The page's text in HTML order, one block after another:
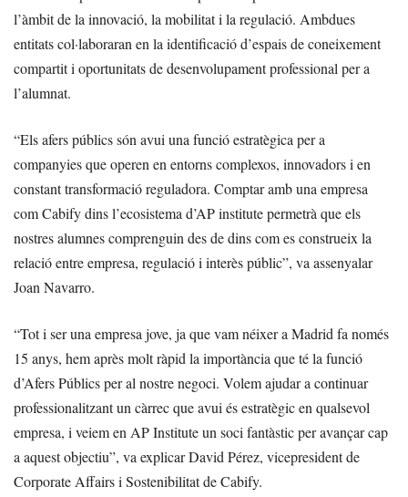
l’àmbit de la innovació, la mobilitat i la regulació. Ambdues
entitats col·laboraran en la identificació d’espais de coneixement
compartit i oportunitats de desenvolupament professional per a
l’alumnat.
“Els afers públics són avui una funció estratègica per a
companyies que operen en entorns complexos, innovadors i en
constant transformació reguladora. Comptar amb una empresa
com Cabify dins l’ecosistema d’AP institute permetrà que els
nostres alumnes comprenguin des de dins com es construeix la
relació entre empresa, regulació i interès públic”, va assenyalar
Joan Navarro.
“Tot i ser una empresa jove, ja que vam néixer a Madrid fa només
15 anys, hem après molt ràpid la importància que té la funció
d’Afers Públics per al nostre negoci. Volem ajudar a continuar
professionalitzant un càrrec que avui és estratègic en qualsevol
empresa, i veiem en AP Institute un soci fantàstic per avançar cap
a aquest objectiu”, va explicar David Pérez, vicepresident de
Corporate Affairs i Sostenibilitat de Cabify.